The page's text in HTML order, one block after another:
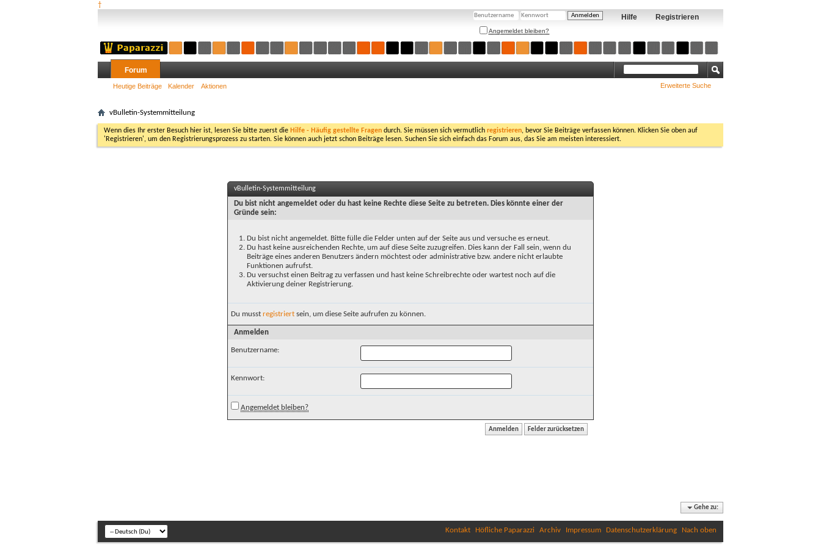
†
Registrieren
Hilfe
Angemeldet bleiben?
Forum
Heutige Beiträge Kalender Aktionen Erweiterte Suche
vBulletin-Systemmitteilung
Wenn dies Ihr erster Besuch hier ist, lesen Sie bitte zuerst die Hilfe - Häufig gestellte Fragen durch. Sie müssen sich vermutlich registrieren, bevor Sie Beiträge verfassen können. Klicken Sie oben auf
'Registrieren', um den Registrierungsprozess zu starten. Sie können auch jetzt schon Beiträge lesen. Suchen Sie sich einfach das Forum aus, das Sie am meisten interessiert.
vBulletin-Systemmitteilung
Du bist nicht angemeldet oder du hast keine Rechte diese Seite zu betreten. Dies könnte einer der
Gründe sein:
Du bist nicht angemeldet. Bitte fülle die Felder unten auf der Seite aus und versuche es erneut.
Du hast keine ausreichenden Rechte, um auf diese Seite zuzugreifen. Dies kann der Fall sein, wenn du
Beiträge eines anderen Benutzers ändern möchtest oder administrative bzw. andere nicht erlaubte
Funktionen aufrufst.
Du versuchst einen Beitrag zu verfassen und hast keine Schreibrechte oder wartest noch auf die
Aktivierung deiner Registrierung.
Du musst registriert sein, um diese Seite aufrufen zu können.
Anmelden
Benutzername:
Kennwort:
Angemeldet bleiben?
Gehe zu:
Kontakt Höfliche Paparazzi Archiv Impressum Datenschutzerklärung Nach oben